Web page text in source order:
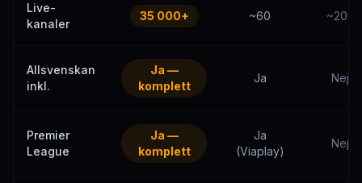
Live-
kanaler
35 000+ ~60 ~200
Allsvenskan
inkl.
Ja —
komplett
Ja Nej
Premier
League
Ja —
komplett
Ja
(Viaplay)
Nej